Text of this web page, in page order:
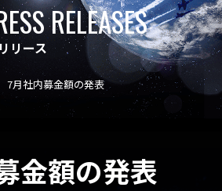
RELEASES
リース
7月社内募金額の発表
金額の発表